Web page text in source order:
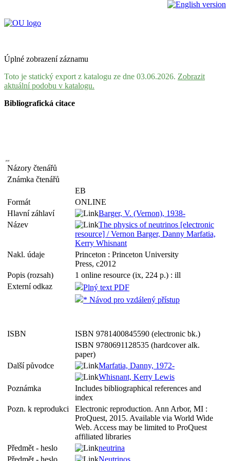
Úplné zobrazení záznamu
Toto je statický export z katalogu ze dne 03.06.2026. Zobrazit
aktuální podobu v katalogu.
Bibliografická citace
Názory čtenářů
Známka čtenářů
EB
Formát
ONLINE
Hlavní záhlaví
Barger, V. (Vernon), 1938-
Název
The physics of neutrinos [electronic
resource] / Vernon Barger, Danny Marfatia,
Kerry Whisnant
Nakl. údaje
Princeton : Princeton University
Press, c2012
Popis (rozsah)
1 online resource (ix, 224 p.) : ill
Externí odkaz
Plný text PDF
* Návod pro vzdálený přístup
ISBN
ISBN 9781400845590 (electronic bk.)
ISBN 9780691128535 (hardcover alk.
paper)
Další původce
Marfatia, Danny, 1972-
Whisnant, Kerry Lewis
Poznámka
Includes bibliographical references and
index
Pozn. k reprodukci
Electronic reproduction. Ann Arbor, MI :
ProQuest, 2015. Available via World Wide
Web. Access may be limited to ProQuest
affiliated libraries
Předmět - heslo
neutrina
Předmět - heslo
Neutrinos